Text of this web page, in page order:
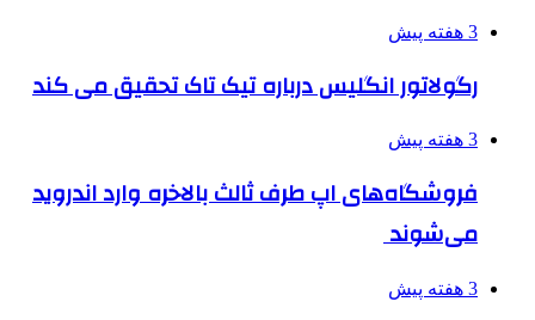
3 هفته پیش
رگولاتور انگلیس درباره تیک تاک تحقیق می کند
3 هفته پیش
فروشگاه‌های اپ طرف ثالث بالاخره وارد اندروید
می‌شوند
3 هفته پیش